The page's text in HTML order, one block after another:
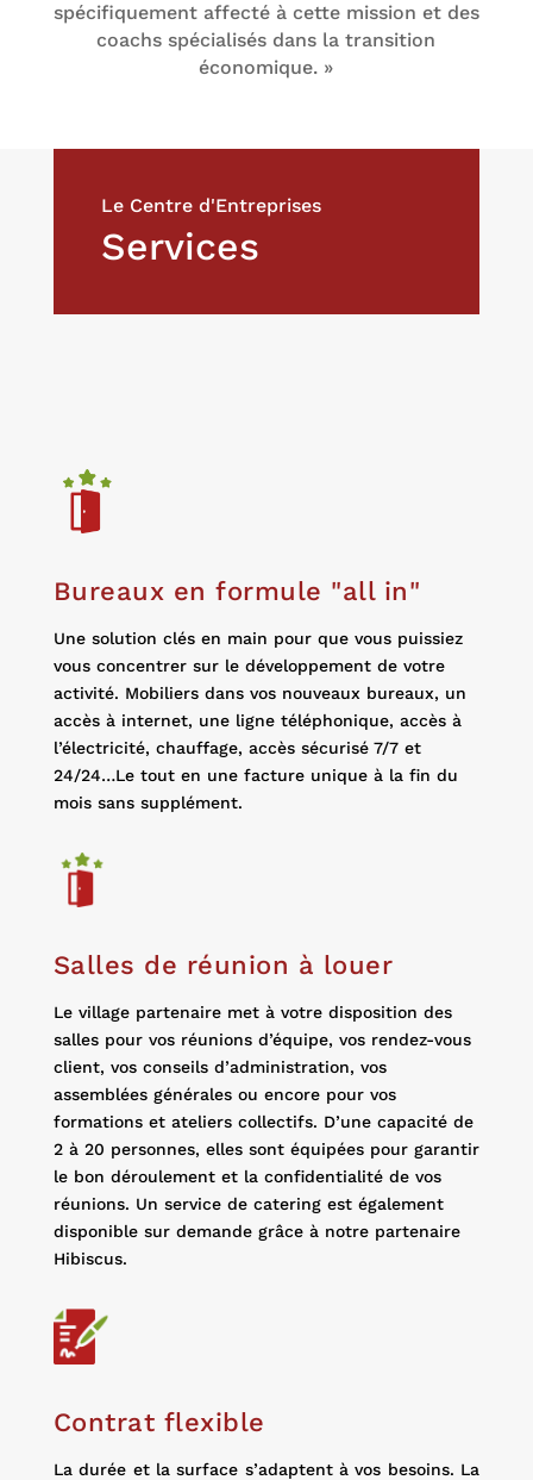
spécifiquement affecté à cette mission et des
coachs spécialisés dans la transition
économique. »
Le Centre d'Entreprises
Services
Bureaux en formule "all in"
Une solution clés en main pour que vous puissiez
vous concentrer sur le développement de votre
activité. Mobiliers dans vos nouveaux bureaux, un
accès à internet, une ligne téléphonique, accès à
l’électricité, chauffage, accès sécurisé 7/7 et
24/24…Le tout en une facture unique à la fin du
mois sans supplément.
Salles de réunion à louer
Le village partenaire met à votre disposition des
salles pour vos réunions d’équipe, vos rendez-vous
client, vos conseils d’administration, vos
assemblées générales ou encore pour vos
formations et ateliers collectifs. D’une capacité de
2 à 20 personnes, elles sont équipées pour garantir
le bon déroulement et la confidentialité de vos
réunions. Un service de catering est également
disponible sur demande grâce à notre partenaire
Hibiscus.
Contrat flexible
La durée et la surface s’adaptent à vos besoins. La